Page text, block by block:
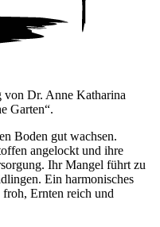
von Dr. Anne Katharina
Garten“.
Boden gut wachsen.
angelockt und ihre
Ihr Mangel führt zu
Ein harmonisches
Ernten reich und